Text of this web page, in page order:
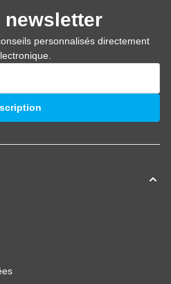
personnalisés directement